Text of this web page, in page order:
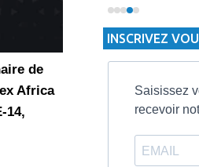
de
Africa
14,
tandis que les
proposent
durées de
INSCRIVEZ
Saisissez
recevoir